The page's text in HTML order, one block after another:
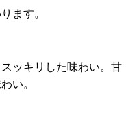
ます。
ッキリした味わい。甘
い。